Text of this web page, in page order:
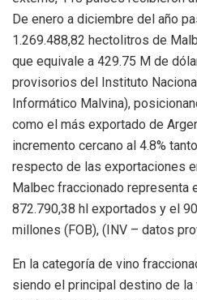
De enero a diciembre del año
1.269.488,82 hectolitros de
que equivale a 429.75 M de
provisorios del Instituto
Informático Malvina),
como el más exportado de
incremento cercano al 4.8%
respecto de las exportaciones
Malbec fraccionado representa
872.790,38 hl exportados y el
millones (FOB), (INV – datos
En la categoría de vino
siendo el principal destino de la